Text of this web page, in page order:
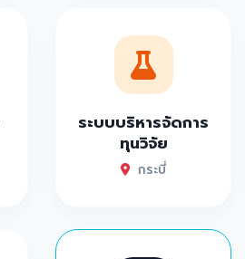
ระบบบริหารจัดการ
ทุนวิจัย
กระบี่